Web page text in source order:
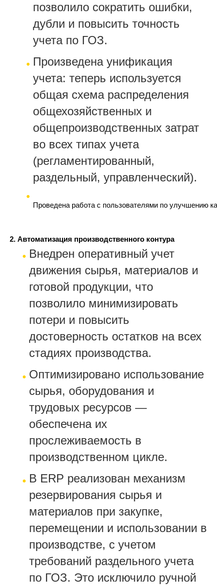
позволило сократить ошибки,
дубли и повысить точность
учета по ГОЗ.
Произведена унификация
учета: теперь используется
общая схема распределения
общехозяйственных и
общепроизводственных затрат
во всех типах учета
(регламентированный,
раздельный, управленческий).
Проведена работа с пользователями по улучшению
2. Автоматизация производственного контура
Внедрен оперативный учет
движения сырья, материалов и
готовой продукции, что
позволило минимизировать
потери и повысить
достоверность остатков на всех
стадиях производства.
Оптимизировано использование
сырья, оборудования и
трудовых ресурсов —
обеспечена их
прослеживаемость в
производственном цикле.
В ERP реализован механизм
резервирования сырья и
материалов при закупке,
перемещении и использовании в
производстве, с учетом
требований раздельного учета
по ГОЗ. Это исключило ручной